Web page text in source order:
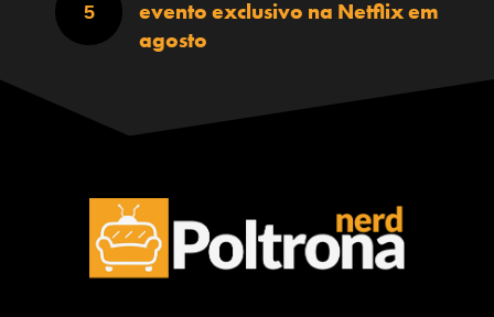
evento exclusivo na Netflix em
agosto